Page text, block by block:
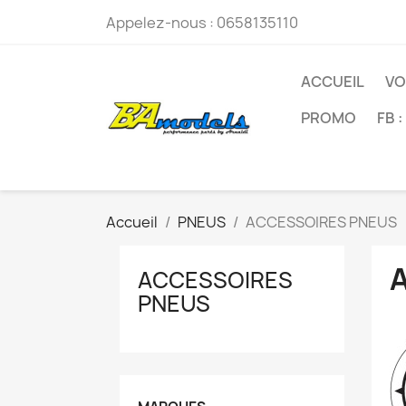
Appelez-nous : 0658135110
ACCUEIL
PROMO
FB
Accueil PNEUS ACCESSOIRES PNEUS
ACCESSOIRES
PNEUS